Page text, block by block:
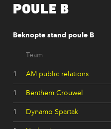
POULE B
Beknopte stand poule B
Team
1 AM public relations
1 Benthem Crouwel
1 Dynamo Spartak